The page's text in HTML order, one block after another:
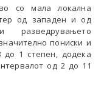
со мала локална
од западен и од
разведрувањето
пониски и
1 степен, додека
од 2 до 11